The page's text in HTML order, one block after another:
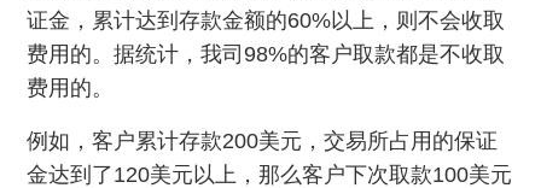
证金，累计达到存款金额的60%以上，则不会收取
费用的。据统计，我司98%的客户取款都是不收取
费用的。
例如，客户累计存款200美元，交易所占用的保证
金达到了120美元以上，那么客户下次取款100美元